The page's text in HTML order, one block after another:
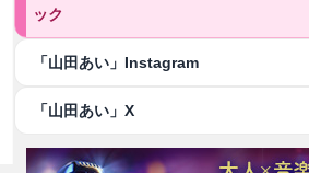
ック
「山田あい」Instagram
「山田あい」X